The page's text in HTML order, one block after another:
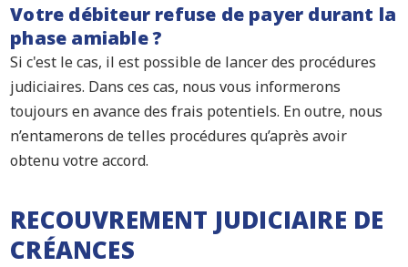
Votre débiteur refuse de payer durant la
phase amiable ?
Si c'est le cas, il est possible de lancer des procédures
judiciaires. Dans ces cas, nous vous informerons
toujours en avance des frais potentiels. En outre, nous
n’entamerons de telles procédures qu’après avoir
obtenu votre accord.
RECOUVREMENT JUDICIAIRE DE
CRÉANCES